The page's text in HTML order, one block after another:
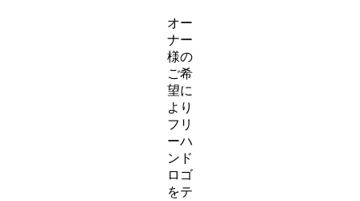
オー
ナー
様の
ご希
望に
より
フリ
ーハ
ンド
ロゴ
をテ